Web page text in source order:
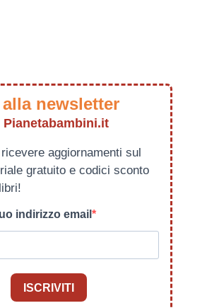
newsletter
Pianetabambini.it
aggiornamenti sul
gratuito e codici sconto
indirizzo email
ISCRIVITI